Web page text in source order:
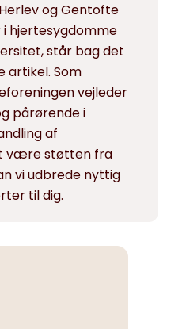
og Gentofte
hjertesygdomme
står bag det
artikel. Som
vejleder
pårørende i
af
være støtten fra
vi udbrede nyttig
til dig.